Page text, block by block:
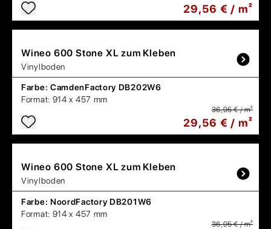
29,56 € / m²
Wineo 600 Stone XL zum Kleben
Vinylboden
Farbe: CamdenFactory DB202W6
Format: 914 x 457 mm
36,95 € / m²
29,56 € / m²
Wineo 600 Stone XL zum Kleben
Vinylboden
Farbe: NoordFactory DB201W6
Format: 914 x 457 mm
36,95 € / m²